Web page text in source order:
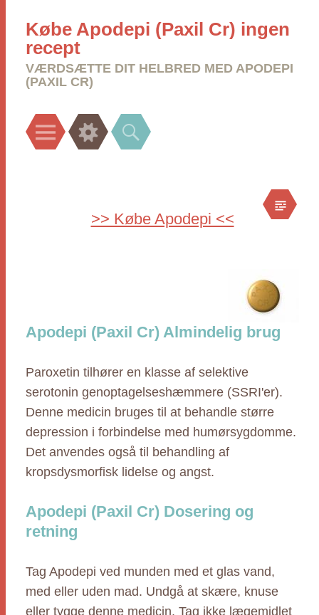
Købe Apodepi (Paxil Cr) ingen
recept
VÆRDSÆTTE DIT HELBRED MED APODEPI
(PAXIL CR)
Menu Widgets Search
>> Købe Apodepi <<
Apodepi (Paxil Cr) Almindelig brug
Paroxetin tilhører en klasse af selektive
serotonin genoptagelseshæmmere (SSRI'er).
Denne medicin bruges til at behandle større
depression i forbindelse med humørsygdomme.
Det anvendes også til behandling af
kropsdysmorfisk lidelse og angst.
Apodepi (Paxil Cr) Dosering og
retning
Tag Apodepi ved munden med et glas vand,
med eller uden mad. Undgå at skære, knuse
eller tygge denne medicin. Tag ikke lægemidlet